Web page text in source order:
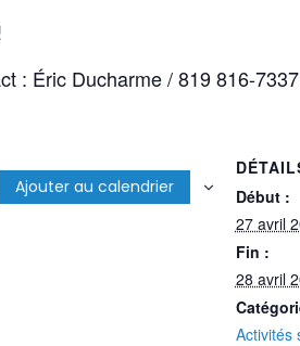
: Éric Ducharme / 819 816-
Ajouter au calendrier
Début :
27 avril
Fin :
28 avril
Activités